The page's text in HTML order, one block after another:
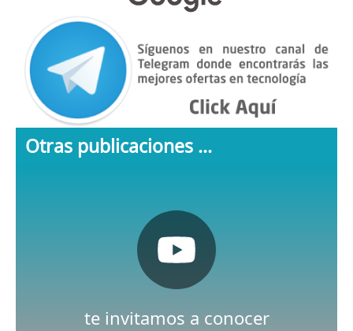
Otras publicaciones ...
te invitamos a conocer
Nuestro canal de Youtube
Pulsa aquí